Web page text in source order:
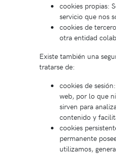
cookies propias:
servicio que nos
cookies de
otra entidad
Existe también una
tratarse de:
cookies de
web, por lo que
sirven para
contenido y
cookies
permanente
utilizamos,